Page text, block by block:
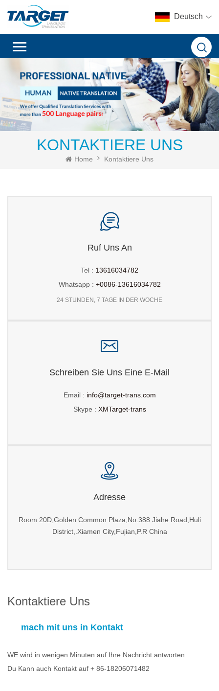
Deutsch
KONTAKTIERE UNS
Home Kontaktiere Uns
Ruf Uns An
Tel : 13616034782
Whatsapp : +0086-13616034782
24 STUNDEN, 7 TAGE IN DER WOCHE
Schreiben Sie Uns Eine E-Mail
Email : info@target-trans.com
Skype : XMTarget-trans
Adresse
Room 20D,Golden Common Plaza,No.388 Jiahe Road,Huli
District,.Xiamen City,Fujian,P.R China
Kontaktiere Uns
mach mit uns in Kontakt
WE wird in wenigen Minuten auf Ihre Nachricht antworten.
Du Kann auch Kontakt auf + 86-18206071482